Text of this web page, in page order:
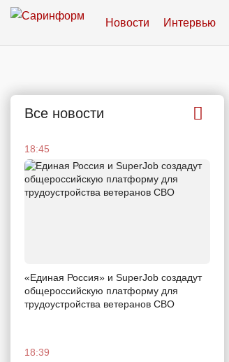
Новости Интервью
Все новости
18:45
«Единая Россия» и SuperJob создадут
общероссийскую платформу для
трудоустройства ветеранов СВО
18:39